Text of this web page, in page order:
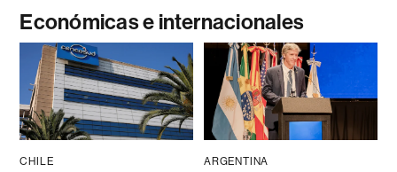
Económicas e internacionales
CHILE ARGENTINA